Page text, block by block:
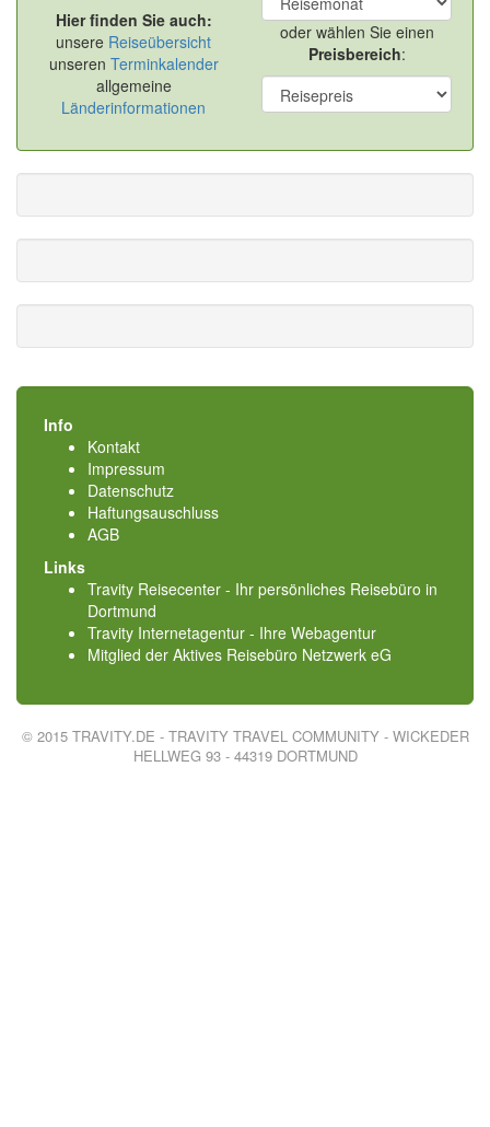
Hier finden Sie auch:
unsere Reiseübersicht
unseren Terminkalender
allgemeine
Länderinformationen
oder wählen Sie einen
Preisbereich:
Info
Kontakt
Impressum
Datenschutz
Haftungsauschluss
AGB
Links
Travity Reisecenter - Ihr persönliches Reisebüro in
Dortmund
Travity Internetagentur - Ihre Webagentur
Mitglied der Aktives Reisebüro Netzwerk eG
© 2015 TRAVITY.DE - TRAVITY TRAVEL COMMUNITY - WICKEDER
HELLWEG 93 - 44319 DORTMUND